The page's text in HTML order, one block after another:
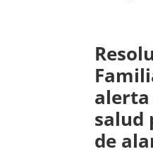
alerta
salud
de